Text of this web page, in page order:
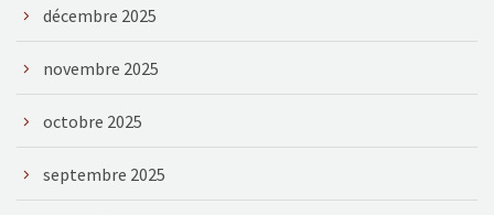
décembre 2025
novembre 2025
octobre 2025
septembre 2025